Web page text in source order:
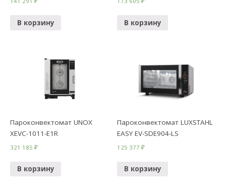
В корзину В корзину
Пароконвектомат UNOX
XEVC-1011-E1R
321 185₽
В корзину
Пароконвектомат LUXSTAHL
EASY EV-SDE904-LS
125 377₽
В корзину